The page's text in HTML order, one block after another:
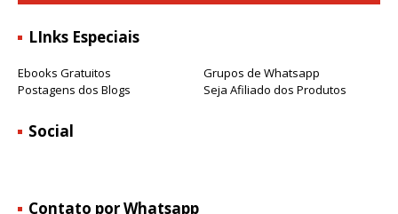
LInks Especiais
Ebooks Gratuitos
Grupos de Whatsapp
Postagens dos Blogs
Seja Afiliado dos Produtos
Social
Contato por Whatsapp